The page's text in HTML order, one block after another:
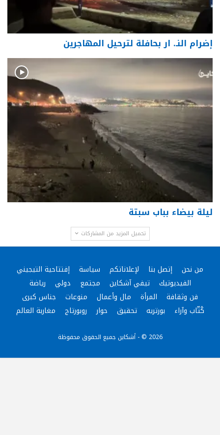
إضرام النـ. ار بحافلة لترحيل المهاجرين
ليلة بيضاء بباب سبتة
تحميل المزيد من المشاركات
من نحن إتصل بنا لإعلاناتكم سياسة
إفتتاحية التيجيني
الفيديوتيك
تيفي آشكاين مجتمع دولي
رياضة
فن وثقافة
المرأة مال وأعمال منوعات
جناس كبرى
كُتّاب وآراء
بورتريه تحقيق حوار روبورتاج مغاربة العالم
2026 © - أشكاين جميع الحقوق محفوظة